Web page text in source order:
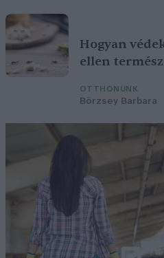
Hogyan
ellen
OTTHONUNK
Börzsey Barbara